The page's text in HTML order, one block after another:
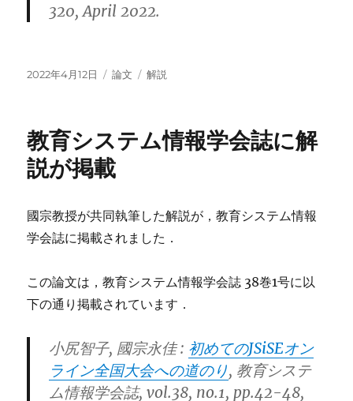
320, April 2022.
投
2022年4月12日
カ
ー
論文
タ
解説
教育システム情報学会誌に解
説が掲載
國宗教授が共同執筆した解説が，教育システム情報
学会誌に掲載されました．
この論文は，教育システム情報学会誌 38巻1号に以
下の通り掲載されています．
小尻智子, 國宗永佳 : 初めてのJSiSEオン
ライン全国大会への道のり, 教育システ
ム情報学会誌, vol.38, no.1, pp.42-48,